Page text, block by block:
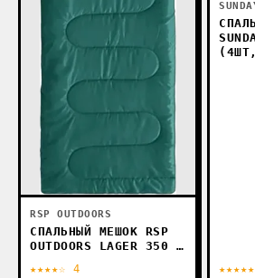
RSP OUTDOORS
СПАЛЬНЫЙ МЕШОК RSP
OUTDOORS LAGER 350 L
СЛЕВА)
★★★★☆ 4